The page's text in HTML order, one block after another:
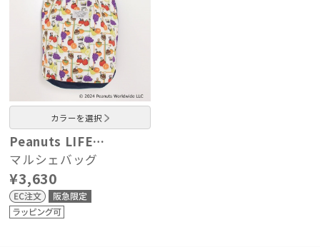
カラーを選択
Peanuts LIFE…
マルシェバッグ
¥3,630